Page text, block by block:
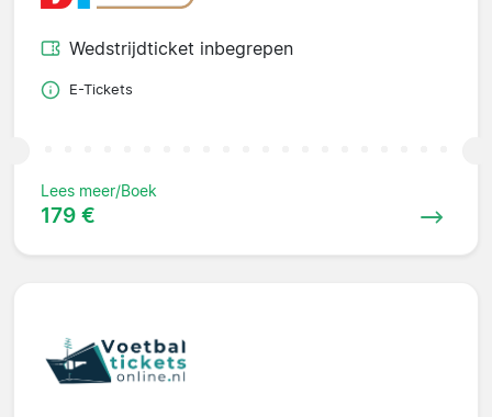
Wedstrijdticket inbegrepen
E-Tickets
Lees meer/Boek
179 €